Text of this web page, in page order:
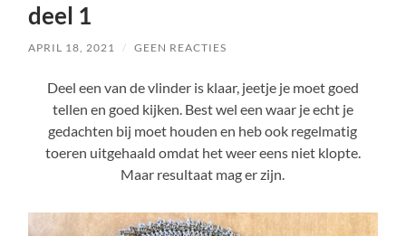
deel 1
APRIL 18, 2021 / GEEN REACTIES
Deel een van de vlinder is klaar, jeetje je moet goed
tellen en goed kijken. Best wel een waar je echt je
gedachten bij moet houden en heb ook regelmatig
toeren uitgehaald omdat het weer eens niet klopte.
Maar resultaat mag er zijn.